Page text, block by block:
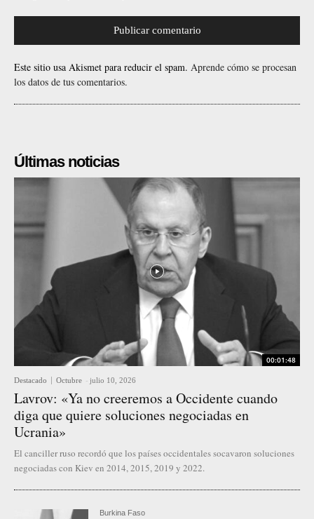
Este sitio usa Akismet para reducir el spam. Aprende cómo se procesan
los datos de tus comentarios.
Últimas noticias
00:01:48
Destacado Octubre - julio 10, 2026
Lavrov: «Ya no creeremos a Occidente cuando
diga que quiere soluciones negociadas en
Ucrania»
El canciller ruso recordó que los países occidentales socavaron soluciones
negociadas con Kiev en 2014, 2015, 2019 y 2022.
Burkina Faso